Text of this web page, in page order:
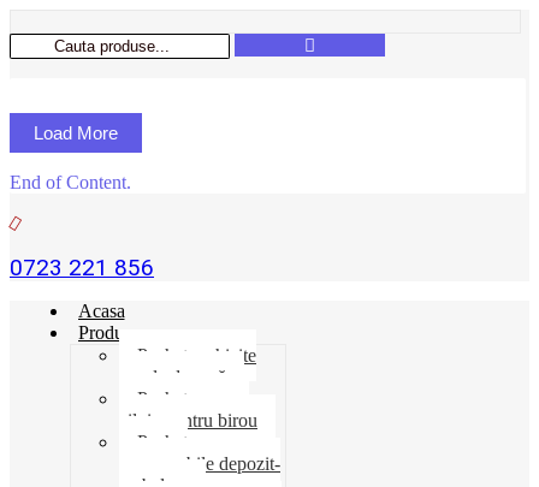
Load More
End of Content.
0723 221 856
Acasa
Produse
Pachet rechizite
școala de vară
Pachet necesar
zilnic pentru birou
Pachet
consumabile depozit-